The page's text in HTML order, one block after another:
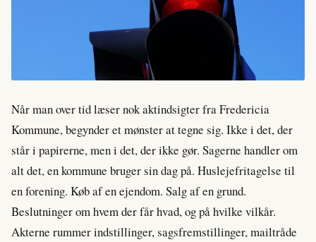
Når man over tid læser nok aktindsigter fra Fredericia
Kommune, begynder et mønster at tegne sig. Ikke i det, der
står i papirerne, men i det, der ikke gør. Sagerne handler om
alt det, en kommune bruger sin dag på. Huslejefritagelse til
en forening. Køb af en ejendom. Salg af en grund.
Beslutninger om hvem der får hvad, og på hvilke vilkår.
Akterne rummer indstillinger, sagsfremstillinger, mailtråde